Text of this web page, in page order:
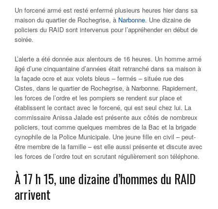
Un forcené armé est resté enfermé plusieurs heures hier dans sa
maison du quartier de Rochegrise, à Narbonne. Une dizaine de
policiers du RAID sont intervenus pour l’appréhender en début de
soirée.
L’alerte a été donnée aux alentours de 16 heures. Un homme armé
âgé d’une cinquantaine d’années était retranché dans sa maison à
la façade ocre et aux volets bleus – fermés – située rue des
Cistes, dans le quartier de Rochegrise, à Narbonne. Rapidement,
les forces de l’ordre et les pompiers se rendent sur place et
établissent le contact avec le forcené, qui est seul chez lui. La
commissaire Anissa Jalade est présente aux côtés de nombreux
policiers, tout comme quelques membres de la Bac et la brigade
cynophile de la Police Municipale. Une jeune fille en civil – peut-
être membre de la famille – est elle aussi présente et discute avec
les forces de l’ordre tout en scrutant régulièrement son téléphone.
À 17 h 15, une dizaine d’hommes du RAID
arrivent